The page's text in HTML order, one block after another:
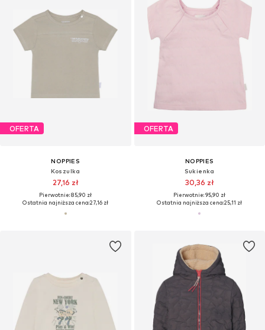
OFERTA
NOPPIES
Koszulka
27,16 zł
Pierwotnie: 85,90 zł
Ostatnia najniższa cena:27,16 zł
OFERTA
NOPPIES
Sukienka
30,36 zł
Pierwotnie: 95,90 zł
Ostatnia najniższa cena:25,11 zł